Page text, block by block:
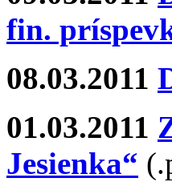
fin.
08.03.2011
01.03.2011
Jesienka“